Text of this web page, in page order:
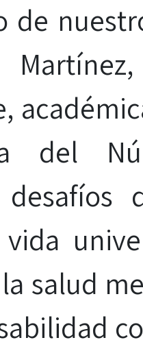
de
del
desafíos
salud